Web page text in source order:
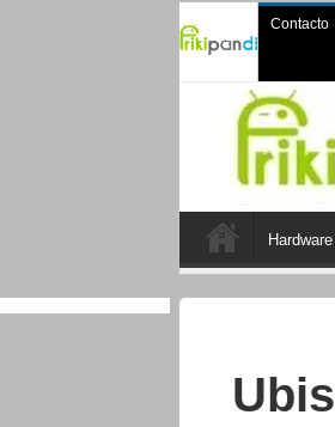
Contacto
Hardware